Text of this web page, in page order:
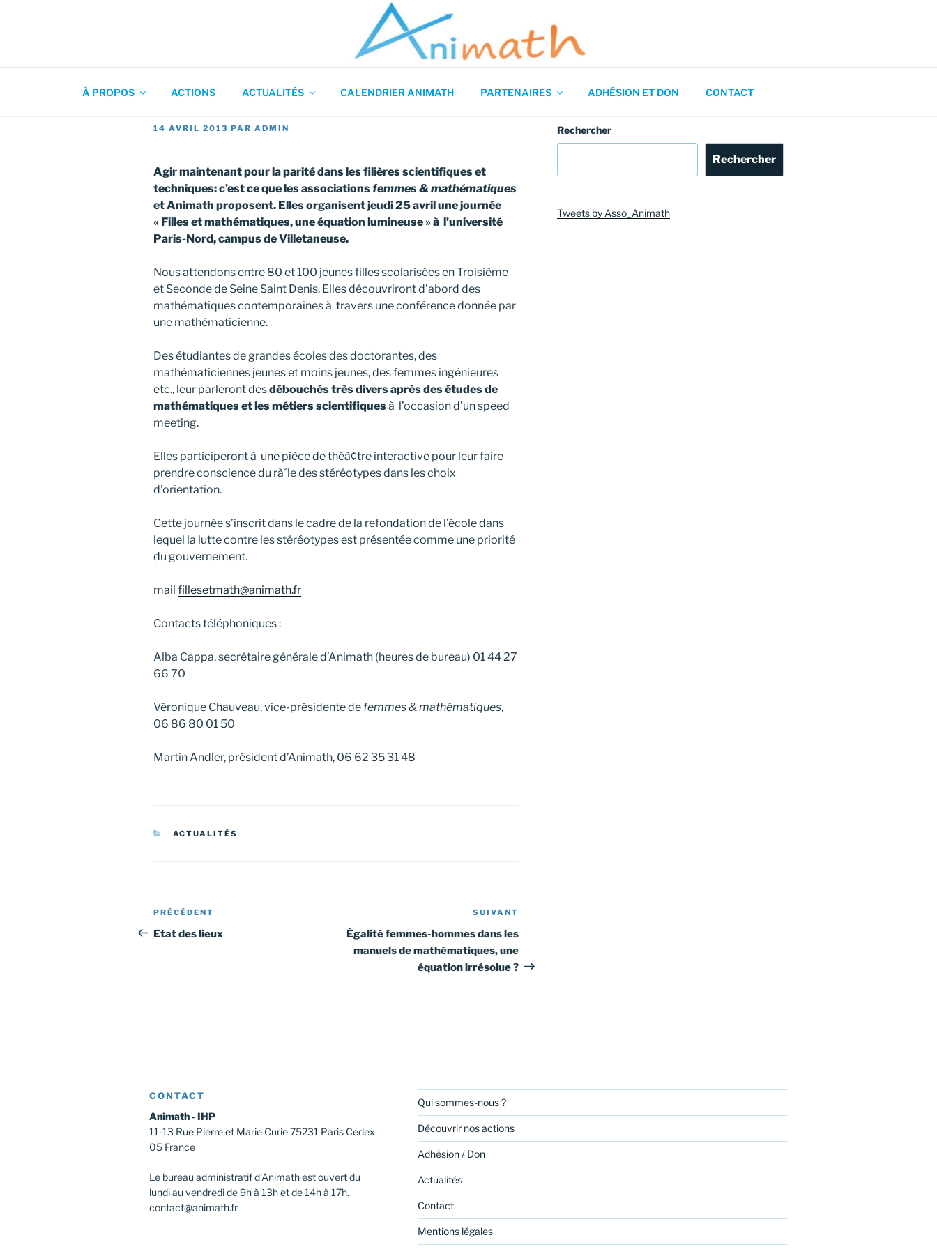
Association pour l'Animation en Mathématiques
À PROPOS ACTIONS ACTUALITÉS CALENDRIER ANIMATH PARTENAIRES ADHÉSION ET DON CONTACT
PUBLIÉ
14 AVRIL 2013 PAR ADMIN
Agir maintenant pour la parité dans les filières scientifiques et
techniques: c’est ce que les associationsfemmes & mathématiques
et Animath proposent. Elles organisent jeudi 25 avril une journée
« Filles et mathématiques, une équation lumineuse » à l’université
Paris-Nord, campus de Villetaneuse.
Nous attendons entre 80 et 100 jeunes filles scolarisées en Troisième
et Seconde de Seine Saint Denis. Elles découvriront d’abord des
mathématiques contemporaines à travers une conférence donnée par
une mathématicienne.
Des étudiantes de grandes écoles des doctorantes, des
mathématiciennes jeunes et moins jeunes, des femmes ingénieures
etc., leur parleront desdébouchés très divers après des études de
mathématiques et les métiers scientifiquesà l’occasion d’un speed
meeting.
Elles participeront à une pièce de théà¢tre interactive pour leur faire
prendre conscience du rà´le des stéréotypes dans les choix
d’orientation.
Cette journée s’inscrit dans le cadre de la refondation de l’école dans
lequel la lutte contre les stéréotypes est présentée comme une priorité
du gouvernement.
mail fillesetmath@animath.fr
Contacts téléphoniques :
Alba Cappa, secrétaire générale d’Animath (heures de bureau) 01 44 27
66 70
Véronique Chauveau, vice-présidente de femmes & mathématiques,
06 86 80 01 50
Martin Andler, président d’Animath, 06 62 35 31 48
CATÉGORIES
ACTUALITÉS
Navigation
de
Article
précédent
PRÉCÉDENT
Etat des lieux
suivant
SUIVANT
Égalité femmes-hommes dans les
manuels de mathématiques, une
équation irrésolue ?
Rechercher
Rechercher
Tweets by Asso_Animath
CONTACT
Animath - IHP
11-13 Rue Pierre et Marie Curie 75231 Paris Cedex
05 France
Le bureau administratif d’Animath est ouvert du
lundi au vendredi de 9h à 13h et de 14h à 17h.
contact@animath.fr
Qui sommes-nous ?
Découvrir nos actions
Adhésion / Don
Actualités
Contact
Mentions légales